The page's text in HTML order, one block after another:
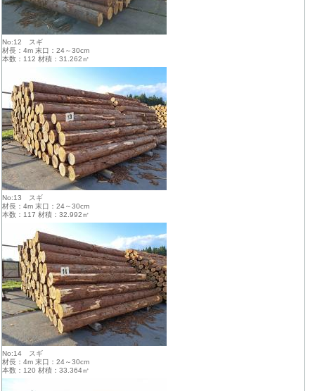
No:12 スギ
材長：4m 末口：24～30cm
本数：112 材積：31.262㎥
No:13 スギ
材長：4m 末口：24～30cm
本数：117 材積：32.992㎥
No:14 スギ
材長：4m 末口：24～30cm
本数：120 材積：33.364㎥